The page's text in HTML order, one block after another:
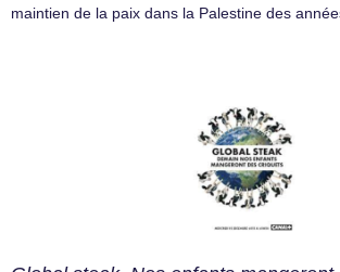
maintien de la paix dans la Palestine des